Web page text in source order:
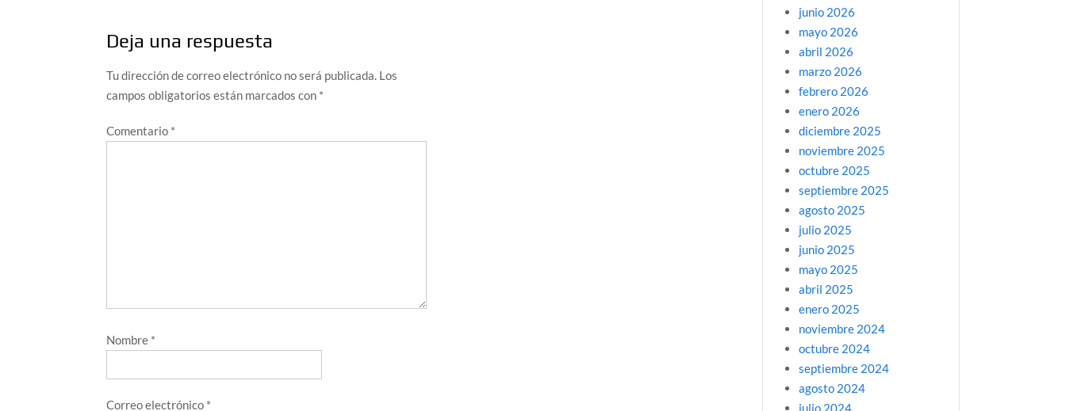
Deja una respuesta
Tu dirección de correo electrónico no será publicada. Los
campos obligatorios están marcados con *
Comentario *
Nombre *
Correo electrónico *
junio 2026
mayo 2026
abril 2026
marzo 2026
febrero 2026
enero 2026
diciembre 2025
noviembre 2025
octubre 2025
septiembre 2025
agosto 2025
julio 2025
junio 2025
mayo 2025
abril 2025
enero 2025
noviembre 2024
octubre 2024
septiembre 2024
agosto 2024
julio 2024